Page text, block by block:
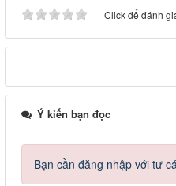
Click để đánh
Ý kiến bạn đọc
Bạn cần đăng nhập với tư